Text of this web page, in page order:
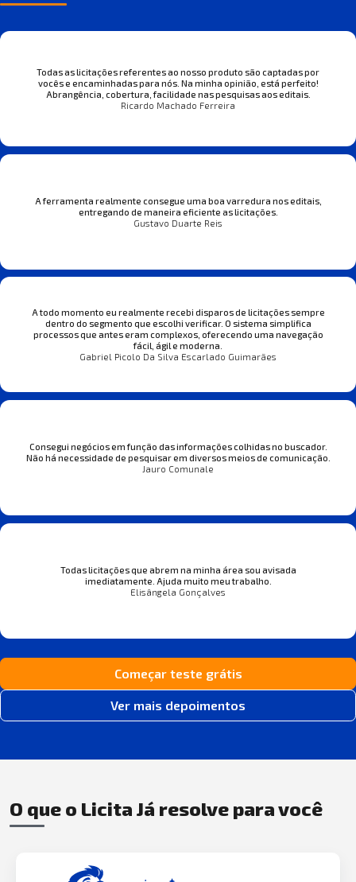
Todas as licitações referentes ao nosso produto são captadas por
vocês e encaminhadas para nós. Na minha opinião, está perfeito!
Abrangência, cobertura, facilidade nas pesquisas aos editais.
Ricardo Machado Ferreira
A ferramenta realmente consegue uma boa varredura nos editais,
entregando de maneira eficiente as licitações.
Gustavo Duarte Reis
A todo momento eu realmente recebi disparos de licitações sempre
dentro do segmento que escolhi verificar. O sistema simplifica
processos que antes eram complexos, oferecendo uma navegação
fácil, ágil e moderna.
Gabriel Picolo Da Silva Escarlado Guimarães
Consegui negócios em função das informações colhidas no buscador.
Não há necessidade de pesquisar em diversos meios de comunicação.
Jauro Comunale
Todas licitações que abrem na minha área sou avisada
imediatamente. Ajuda muito meu trabalho.
Elisângela Gonçalves
Começar teste grátis
Ver mais depoimentos
O que o Licita Já resolve para você